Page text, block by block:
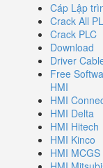
Cáp Lập
Crack All
Crack PLC
Download
Driver
Free
HMI
HMI
HMI Delta
HMI Hitech
HMI Kinco
HMI MCGS